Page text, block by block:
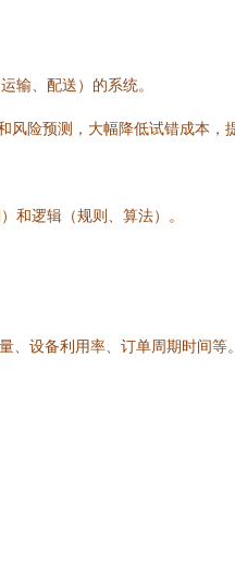
输、配送）的系统。
风险预测，大幅降低试错成本，
和逻辑（规则、算法）。
、设备利用率、订单周期时间等。